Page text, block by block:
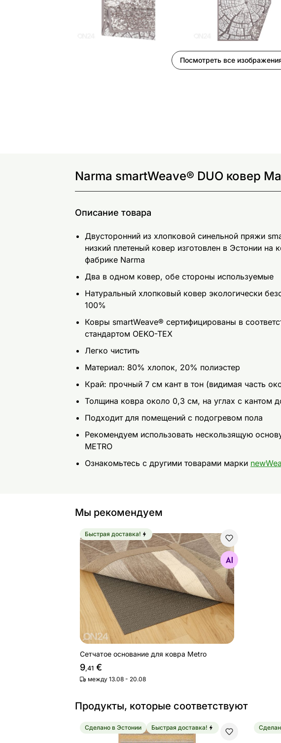
Посмотреть все
Narma smartWeave® DUO ковер
Описание товара
Двусторонний из хлопковой синельной пряжи
низкий плетеный ковер изготовлен в Эстонии на
фабрике Narma
Два в одном ковер, обе стороны используемые
Натуральный хлопковый ковер экологически
100%
Ковры smartWeave® сертифицированы в
стандартом OEKO-TEX
Легко чистить
Материал: 80% хлопок, 20% полиэстер
Край: прочный 7 см кант в тон (видимая часть
Толщина ковра около 0,3 см, на углах с кантом
Подходит для помещений с подогревом пола
Рекомендуем использовать нескользящую
METRO
Ознакомьтесь с другими товарами марки
Мы рекомендуем
Сетчатое основание для ковра Metro
Найдите похожие
Быстрая доставка!
Сетчатое основание для ковра Metro
9,41 €
между 13.08 - 20.08
Продукты, которые соответствуют
Narma smartWeave® ковер Ridala gold 70x140 см
Сделано в Эстонии Быстрая доставка!